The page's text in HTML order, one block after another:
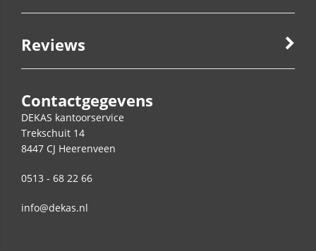
Reviews
Contactgegevens
DEKAS kantoorservice
Trekschuit 14
8447 CJ Heerenveen
0513 - 68 22 66
info@dekas.nl